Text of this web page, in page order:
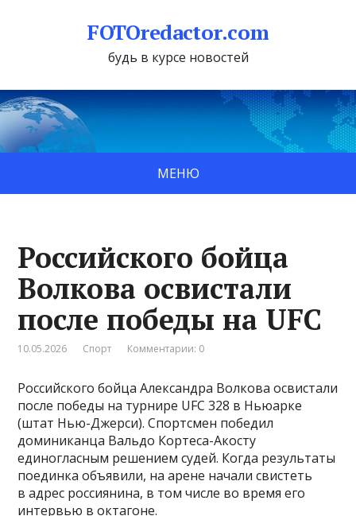
FOTOredactor.com
будь в курсе новостей
МЕНЮ
Российского бойца
Волкова освистали
после победы на UFC
10.05.2026 Спорт Комментарии: 0
Российского бойца Александра Волкова освистали
после победы на турнире UFC 328 в Ньюарке
(штат Нью-Джерси). Спортсмен победил
доминиканца Вальдо Кортеса-Акосту
единогласным решением судей. Когда результаты
поединка объявили, на арене начали свистеть
в адрес россиянина, в том числе во время его
интервью в октагоне.